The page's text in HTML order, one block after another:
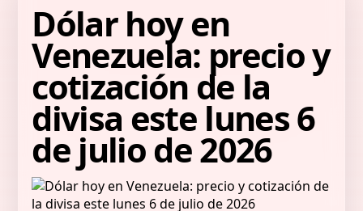
Dólar hoy en
Venezuela: precio y
cotización de la
divisa este lunes 6
de julio de 2026